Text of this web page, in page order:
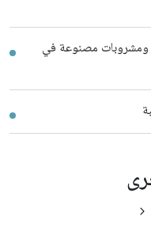
مصنوعة في